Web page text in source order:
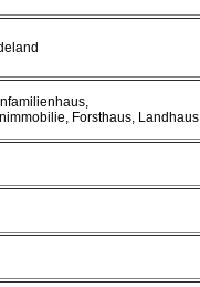
Forsthaus, Landhaus